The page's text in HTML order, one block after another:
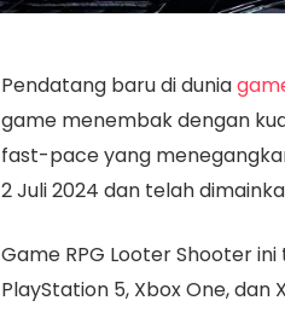
Pendatang baru di dunia
game menembak dengan
fast-pace yang
2 Juli 2024 dan telah
Game RPG Looter Shooter
PlayStation 5, Xbox One, dan